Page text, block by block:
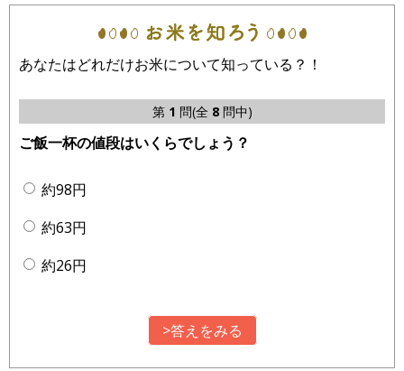
あなたはどれだけお米について知っている？！
第 1 問(全 8問中)
ご飯一杯の値段はいくらでしょう？
約98円
約63円
約26円
>答えをみる